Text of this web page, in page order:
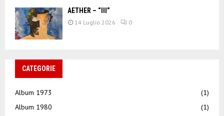
AETHER – “III”
14 Luglio 2026 0
CATEGORIE
Album 1973
(1)
Album 1980
(1)